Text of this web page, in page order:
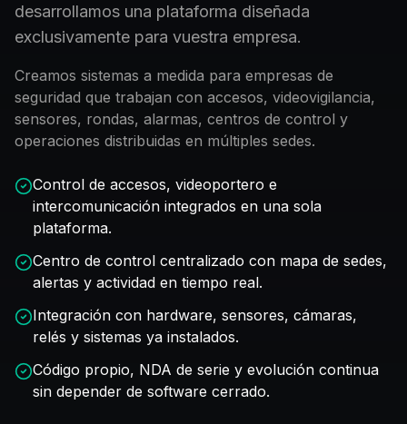
desarrollamos una plataforma diseñada
exclusivamente para vuestra empresa.
Creamos sistemas a medida para empresas de
seguridad que trabajan con accesos, videovigilancia,
sensores, rondas, alarmas, centros de control y
operaciones distribuidas en múltiples sedes.
Control de accesos, videoportero e
intercomunicación integrados en una sola
plataforma.
Centro de control centralizado con mapa de sedes,
alertas y actividad en tiempo real.
Integración con hardware, sensores, cámaras,
relés y sistemas ya instalados.
Código propio, NDA de serie y evolución continua
sin depender de software cerrado.